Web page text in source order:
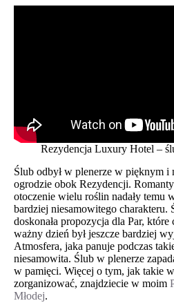
Rezydencja Luxury Hotel –
Ślub odbył w plenerze w pięknym i
ogrodzie obok Rezydencji.
otoczenie wielu roślin nadały temu
bardziej niesamowitego charakteru.
doskonała propozycja dla Par, które
ważny dzień był jeszcze bardziej
Atmosfera, jaka panuje podczas
niesamowita. Ślub w plenerze
w pamięci. Więcej o tym, jak takie
zorganizować, znajdziecie w moim
Młodej.